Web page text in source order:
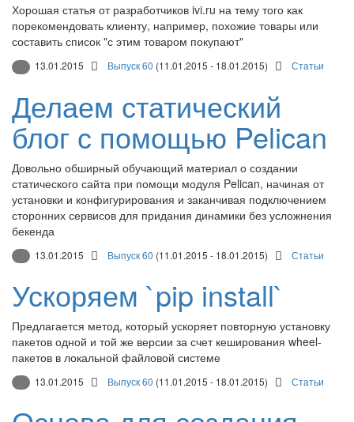
Хорошая статья от разработчиков ivi.ru на тему того как
порекомендовать клиенту, например, похожие товары или
составить список "с этим товаром покупают"
13.01.2015 Выпуск 60 (11.01.2015 - 18.01.2015) Статьи
Делаем статический
блог с помощью Pelican
Довольно обширный обучающий материал о создании
статического сайта при помощи модуля Pelican, начиная от
установки и конфигурирования и заканчивая подключением
сторонних сервисов для придания динамики без усложнения
бекенда
13.01.2015 Выпуск 60 (11.01.2015 - 18.01.2015) Статьи
Ускоряем `pip install`
Предлагается метод, который ускоряет повторную установку
пакетов одной и той же версии за счет кеширования wheel-
пакетов в локальной файловой системе
13.01.2015 Выпуск 60 (11.01.2015 - 18.01.2015) Статьи